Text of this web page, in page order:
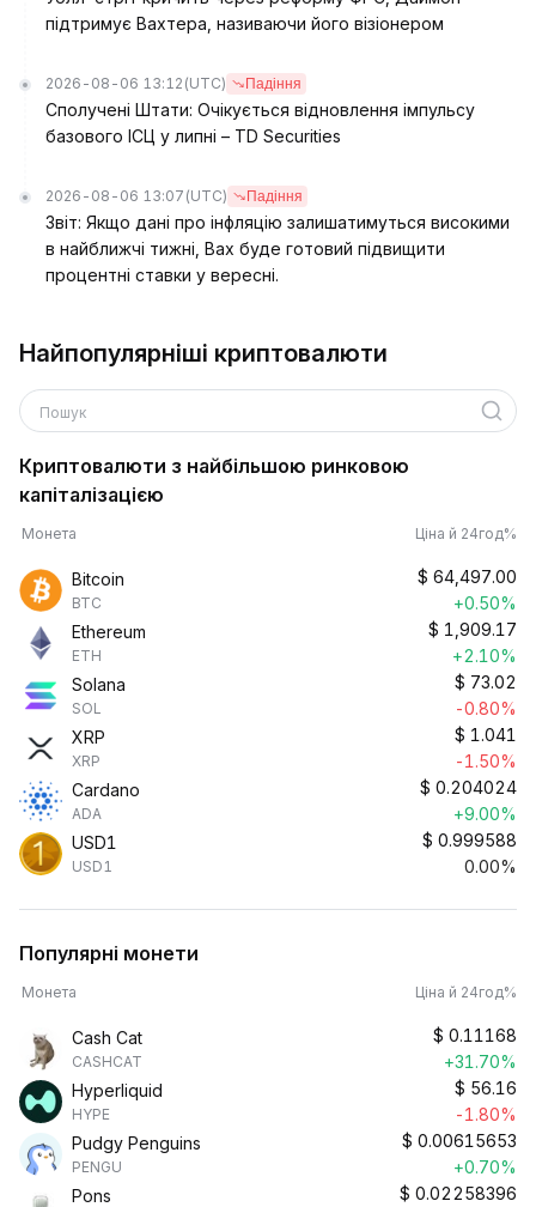
підтримує Вахтера, називаючи його візіонером
2026-08-06 13:12 (UTC) Падіння
Сполучені Штати: Очікується відновлення імпульсу
базового ІСЦ у липні – TD Securities
2026-08-06 13:07 (UTC) Падіння
Звіт: Якщо дані про інфляцію залишатимуться високими
в найближчі тижні, Вах буде готовий підвищити
процентні ставки у вересні.
Найпопулярніші криптовалюти
Пошук
Криптовалюти з найбільшою ринковою
капіталізацією
Монета Ціна й 24год%
Bitcoin
BTC
$ 64,497.00
+0.50%
Ethereum
ETH
$ 1,909.17
+2.10%
Solana
SOL
$ 73.02
-0.80%
XRP
XRP
$ 1.041
-1.50%
Cardano
ADA
$ 0.204024
+9.00%
USD1
USD1
$ 0.999588
0.00%
Популярні монети
Монета Ціна й 24год%
Cash Cat
CASHCAT
$ 0.11168
+31.70%
Hyperliquid
HYPE
$ 56.16
-1.80%
Pudgy Penguins
PENGU
$ 0.00615653
+0.70%
Pons
$ 0.02258396